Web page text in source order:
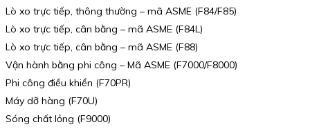
Lò xo trực tiếp, thông thường – mã ASME (F84/F85)
Lò xo trực tiếp, cân bằng – mã ASME (F84L)
Lò xo trực tiếp, cân bằng – mã ASME (F88)
Vận hành bằng phi công – Mã ASME (F7000/F8000)
Phi công điều khiển (F70PR)
Máy dỡ hàng (F70U)
Sóng chất lỏng (F9000)